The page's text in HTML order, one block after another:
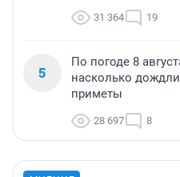
31 364 19
5
По погоде 8
насколько
приметы
28 697 8